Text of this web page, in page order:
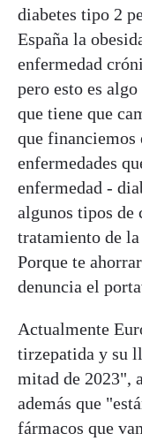
diabetes tipo 2
España la
enfermedad
pero esto es
que tiene que
que financiemos
enfermedades
enfermedad -
algunos tipos de
tratamiento de la
Porque te
denuncia el
Actualmente
tirzepatida y su
mitad de 2023",
además que
fármacos que